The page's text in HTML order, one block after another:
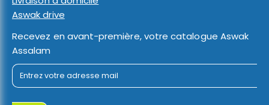
Aswak drive
Recevez en avant-première, votre catalogue Aswak
Assalam